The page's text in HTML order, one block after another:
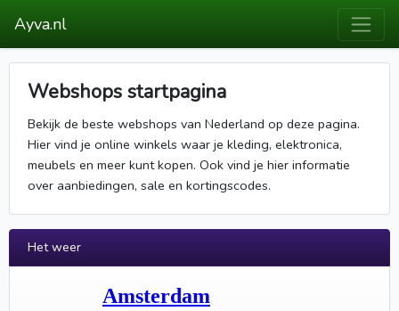
Ayva.nl
Webshops startpagina
Bekijk de beste webshops van Nederland op deze pagina.
Hier vind je online winkels waar je kleding, elektronica,
meubels en meer kunt kopen. Ook vind je hier informatie
over aanbiedingen, sale en kortingscodes.
Het weer